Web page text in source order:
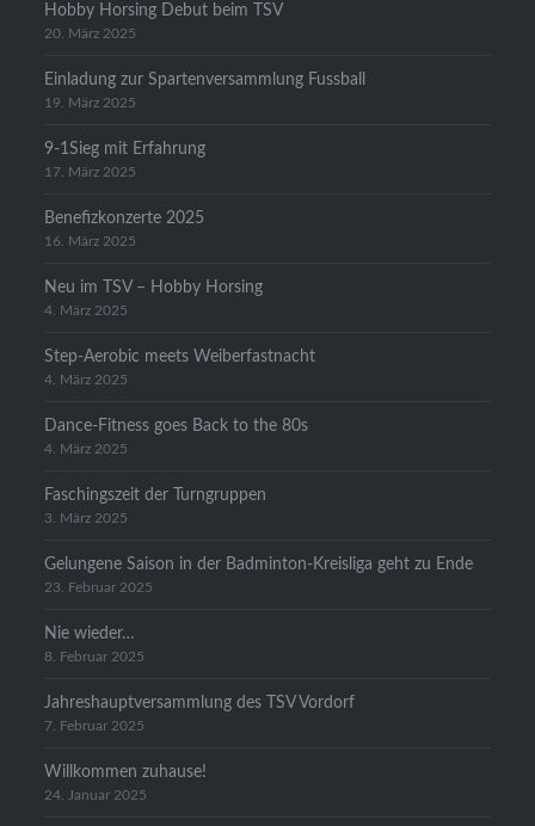
Hobby Horsing Debut beim TSV
20. März 2025
Einladung zur Spartenversammlung Fussball
19. März 2025
9-1Sieg mit Erfahrung
17. März 2025
Benefizkonzerte 2025
16. März 2025
Neu im TSV – Hobby Horsing
4. März 2025
Step-Aerobic meets Weiberfastnacht
4. März 2025
Dance-Fitness goes Back to the 80s
4. März 2025
Faschingszeit der Turngruppen
3. März 2025
Gelungene Saison in der Badminton-Kreisliga geht zu Ende
23. Februar 2025
Nie wieder…
8. Februar 2025
Jahreshauptversammlung des TSV Vordorf
7. Februar 2025
Willkommen zuhause!
24. Januar 2025